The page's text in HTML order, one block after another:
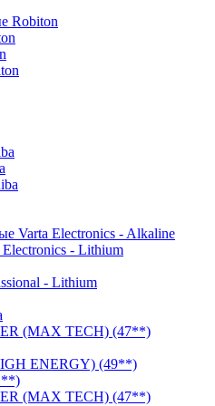
Robiton
Varta Electronics - Alkaline
- Lithium
- Lithium
(MAX TECH) (47**)
ENERGY) (49**)
(MAX TECH) (47**)